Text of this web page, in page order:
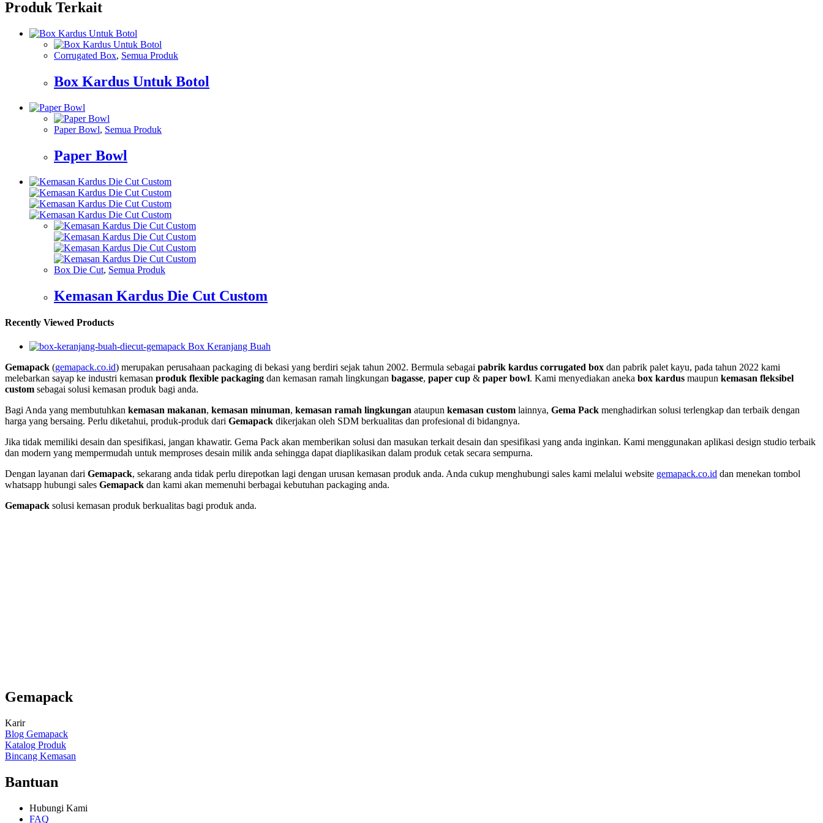
Produk Terkait
Corrugated Box, Semua Produk
Box Kardus Untuk Botol
Paper Bowl, Semua Produk
Paper Bowl
Box Die Cut, Semua Produk
Kemasan Kardus Die Cut Custom
Recently Viewed Products
Box Keranjang Buah
Gemapack (gemapack.co.id) merupakan perusahaan packaging di bekasi yang berdiri sejak tahun 2002. Bermula sebagai pabrik kardus corrugated box dan pabrik palet kayu, pada tahun 2022 kami
melebarkan sayap ke industri kemasan produk flexible packaging dan kemasan ramah lingkungan bagasse, paper cup & paper bowl. Kami menyediakan aneka box kardus maupun kemasan fleksibel
custom sebagai solusi kemasan produk bagi anda.
Bagi Anda yang membutuhkan kemasan makanan, kemasan minuman, kemasan ramah lingkungan ataupun kemasan custom lainnya, Gema Pack menghadirkan solusi terlengkap dan terbaik dengan
harga yang bersaing. Perlu diketahui, produk-produk dari Gemapack dikerjakan oleh SDM berkualitas dan profesional di bidangnya.
Jika tidak memiliki desain dan spesifikasi, jangan khawatir. Gema Pack akan memberikan solusi dan masukan terkait desain dan spesifikasi yang anda inginkan. Kami menggunakan aplikasi design studio terbaik
dan modern yang mempermudah untuk memproses desain milik anda sehingga dapat diaplikasikan dalam produk cetak secara sempurna.
Dengan layanan dari Gemapack, sekarang anda tidak perlu direpotkan lagi dengan urusan kemasan produk anda. Anda cukup menghubungi sales kami melalui website gemapack.co.id dan menekan tombol
whatsapp hubungi sales Gemapack dan kami akan memenuhi berbagai kebutuhan packaging anda.
Gemapack solusi kemasan produk berkualitas bagi produk anda.
Gemapack
Karir
Blog Gemapack
Katalog Produk
Bincang Kemasan
Bantuan
Hubungi Kami
FAQ